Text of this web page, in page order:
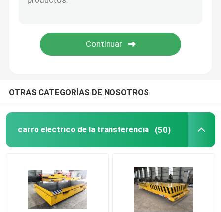
Carro de la transferencia de la placa giratoria
Gastos indirectos y grúa de pórtico
Grúa de poca potencia
Grúa inteligente
OTRAS CATEGORÍAS DE NOSOTROS
carro eléctrico de la transferencia (50)